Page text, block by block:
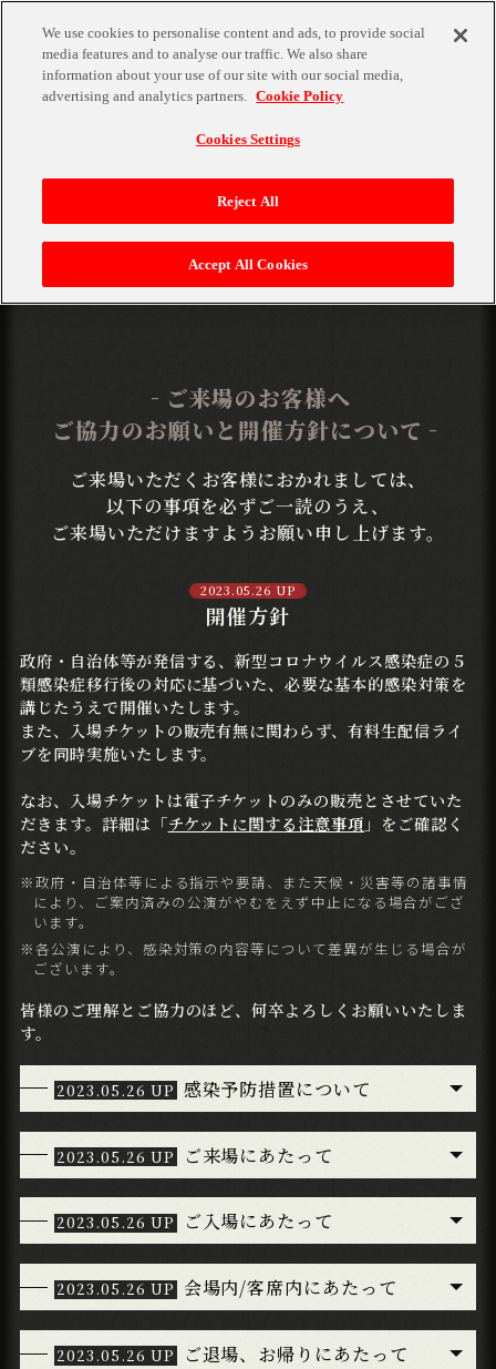
TICKET
LIVE STREAMING 配信情報
Blu-ray Blu-ray情報
ATTENTION ご注意事項
Q&A よくあるご質問
ATTENTION
ご注意事項
ご来場のお客様へ
ご協力のお願いと開催方針について
ご来場いただくお客様におかれましては、
以下の事項を必ずご一読のうえ、
ご来場いただけますようお願い申し上げます。
2023.05.26 UP
開催方針
政府・自治体等が発信する、新型コロナウイルス感染症の５
類感染症移行後の対応に基づいた、必要な基本的感染対策を
講じたうえで開催いたします。
また、入場チケットの販売有無に関わらず、有料生配信ライ
ブを同時実施いたします。
なお、入場チケットは電子チケットのみの販売とさせていた
だきます。詳細は「チケットに関する注意事項 」をご確認く
ださい。
※政府・自治体等による指示や要請、また天候・災害等の諸事情
により、ご案内済みの公演がやむをえず中止になる場合がござ
います。
※各公演により、感染対策の内容等について差異が生じる場合が
ございます。
皆様のご理解とご協力のほど、何卒よろしくお願いいたしま
す。
感染予防措置について
ご来場にあたって
ご入場にあたって
会場内/客席内にあたって
ご退場、お帰りにあたって
We use cookies to personalise content and ads, to provide social
media features and to analyse our traffic. We also share
information about your use of our site with our social media,
advertising and analytics partners. Cookie Policy
Cookies Settings
Reject All
Accept All Cookies